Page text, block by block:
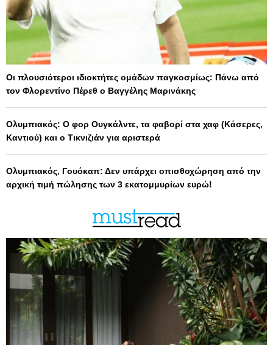
Οι πλουσιότεροι ιδιοκτήτες ομάδων παγκοσμίως: Πάνω από
τον Φλορεντίνο Πέρεθ ο Βαγγέλης Μαρινάκης
Ολυμπιακός: Ο φορ Ουγκάλντε, τα φαβορί στα χαφ (Κάσερες,
Καντιού) και ο Τικνιζιάν για αριστερά
Ολυμπιακός, Γουόκαπ: Δεν υπάρχει οπισθοχώρηση από την
αρχική τιμή πώλησης των 3 εκατομμυρίων ευρώ!